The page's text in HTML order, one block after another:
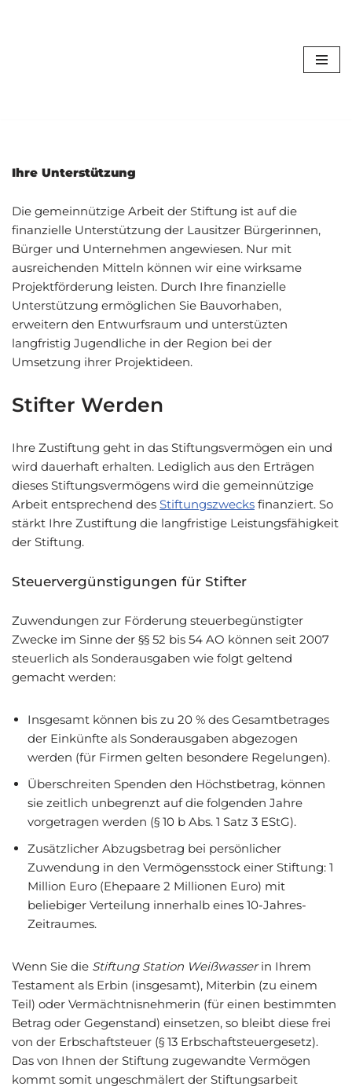
Ihre Unterstützung
Die gemeinnützige Arbeit der Stiftung ist auf die
finanzielle Unterstützung der Lausitzer Bürgerinnen,
Bürger und Unternehmen angewiesen. Nur mit
ausreichenden Mitteln können wir eine wirksame
Projektförderung leisten. Durch Ihre finanzielle
Unterstützung ermöglichen Sie Bauvorhaben,
erweitern den Entwurfsraum und unterstüzten
langfristig Jugendliche in der Region bei der
Umsetzung ihrer Projektideen.
Stifter Werden
Ihre Zustiftung geht in das Stiftungsvermögen ein und
wird dauerhaft erhalten. Lediglich aus den Erträgen
dieses Stiftungsvermögens wird die gemeinnützige
Arbeit entsprechend des Stiftungszwecks finanziert. So
stärkt Ihre Zustiftung die langfristige Leistungsfähigkeit
der Stiftung.
Steuervergünstigungen für Stifter
Zuwendungen zur Förderung steuerbegünstigter
Zwecke im Sinne der §§ 52 bis 54 AO können seit 2007
steuerlich als Sonderausgaben wie folgt geltend
gemacht werden:
Insgesamt können bis zu 20 % des Gesamtbetrages
der Einkünfte als Sonderausgaben abgezogen
werden (für Firmen gelten besondere Regelungen).
Überschreiten Spenden den Höchstbetrag, können
sie zeitlich unbegrenzt auf die folgenden Jahre
vorgetragen werden (§ 10 b Abs. 1 Satz 3 EStG).
Zusätzlicher Abzugsbetrag bei persönlicher
Zuwendung in den Vermögensstock einer Stiftung: 1
Million Euro (Ehepaare 2 Millionen Euro) mit
beliebiger Verteilung innerhalb eines 10-Jahres-
Zeitraumes.
Wenn Sie die Stiftung Station Weißwasserin Ihrem
Testament als Erbin (insgesamt), Miterbin (zu einem
Teil) oder Vermächtnisnehmerin (für einen bestimmten
Betrag oder Gegenstand) einsetzen, so bleibt diese frei
von der Erbschaftsteuer (§ 13 Erbschaftsteuergesetz).
Das von Ihnen der Stiftung zugewandte Vermögen
kommt somit ungeschmälert der Stiftungsarbeit